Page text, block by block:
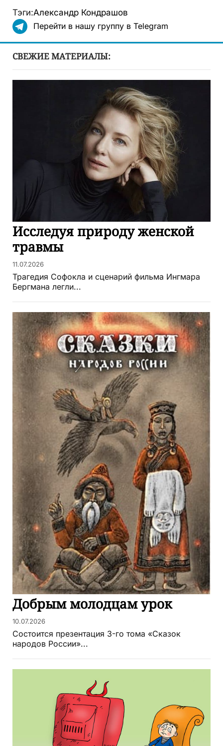
Тэги:Александр Кондрашов
Перейти в нашу группу в Telegram
СВЕЖИЕ МАТЕРИАЛЫ:
Исследуя природу женской
травмы
11.07.2026
Трагедия Софокла и сценарий фильма Ингмара
Бергмана легли...
Добрым молодцам урок
10.07.2026
Состоится презентация 3-го тома «Сказок
народов России»...